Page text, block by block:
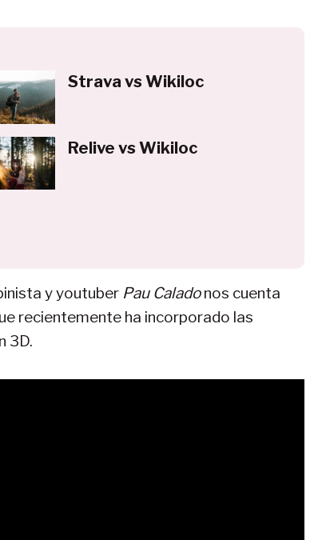
Strava vs Wikiloc
Relive vs Wikiloc
y youtuber Pau Caladonos cuenta
recientemente ha incorporado las
3D.